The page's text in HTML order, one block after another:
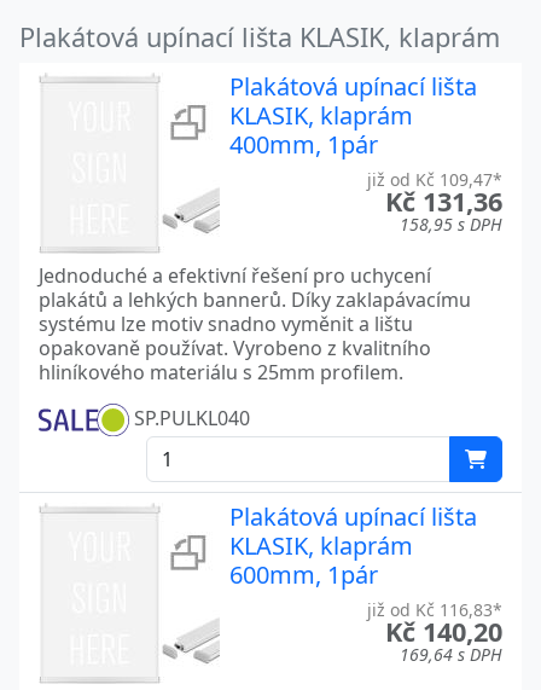
Plakátová upínací lišta KLASIK, klaprám
Plakátová upínací lišta
KLASIK, klaprám
400mm, 1pár
již od Kč 109,47*
Kč 131,36
158,95 s DPH
Jednoduché a efektivní řešení pro uchycení
plakátů a lehkých bannerů. Díky zaklapávacímu
systému lze motiv snadno vyměnit a lištu
opakovaně používat. Vyrobeno z kvalitního
hliníkového materiálu s 25mm profilem.
SP.PULKL040
Plakátová upínací lišta
KLASIK, klaprám
600mm, 1pár
již od Kč 116,83*
Kč 140,20
169,64 s DPH